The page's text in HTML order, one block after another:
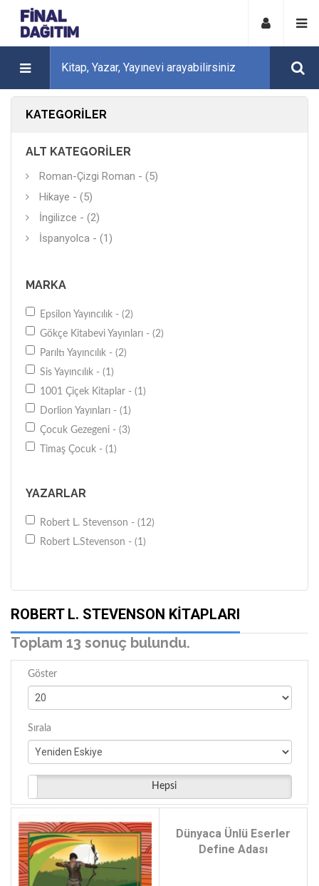
KATEGORILER
ALT KATEGORILER
Roman-Çizgi Roman - (5)
Hikaye - (5)
İngilizce - (2)
İspanyolca - (1)
MARKA
Epsilon Yayıncılık - (2)
Gökçe Kitabevi Yayınları - (2)
Parıltı Yayıncılık - (2)
Sis Yayıncılık - (1)
1001 Çiçek Kitaplar - (1)
Dorlion Yayınları - (1)
Çocuk Gezegeni - (3)
Timaş Çocuk - (1)
YAZARLAR
Robert L. Stevenson - (12)
Robert L.Stevenson - (1)
ROBERT L. STEVENSON KITAPLARI
Toplam 13 sonuç bulundu.
Göster
Sırala
Hepsi
Dünyaca Ünlü Eserler
Define Adası